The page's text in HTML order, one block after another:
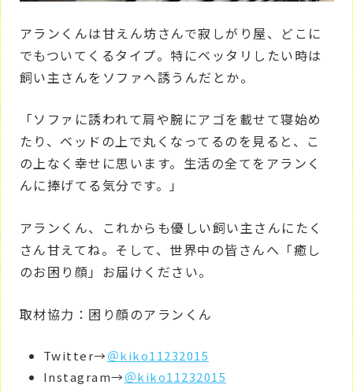
アランくんは甘えん坊さんで寂しがり屋、どこに
でもついてくるタイプ。特にベッタリしたい時は
飼い主さんをソファへ誘うんだとか。
「ソファに誘われて肩や腕にアゴを載せて寝始め
たり、ベッドの上で丸くなってるのを見ると、こ
の上なく幸せに思います。生活の全てをアランく
んに捧げてる気分です。」
アランくん、これからも優しい飼い主さんにたく
さん甘えてね。そして、世界中の皆さんへ「癒し
のお困り顔」お届けください。
取材協力：困り顔のアランくん
Twitter→＠kiko11232015
Instagram→＠kiko11232015